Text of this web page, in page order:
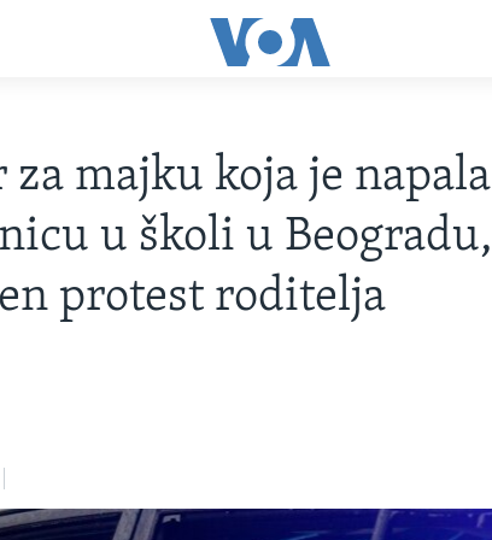
majku koja je napala
u školi u Beogradu,
protest roditelja